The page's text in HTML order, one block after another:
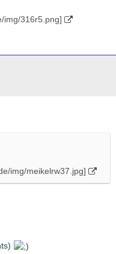
img/316r5.png]
img/meikelrw37.jpg]